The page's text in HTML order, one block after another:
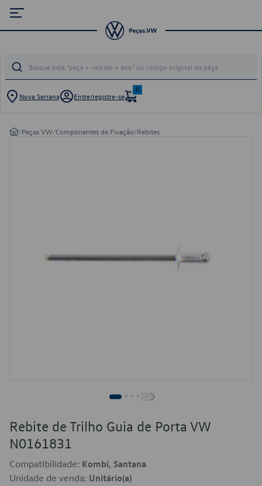
Nova Serrana Entre/registre-se
0
/Peças VW/Componentes de Fixação/Rebites
Rebite de Trilho Guia de Porta VW
N0161831
Compatibilidade: Kombi, Santana
Unidade de venda: Unitário(a)